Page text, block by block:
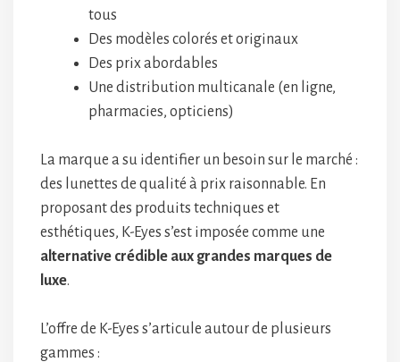
tous
Des modèles colorés et originaux
Des prix abordables
Une distribution multicanale (en ligne,
pharmacies, opticiens)
La marque a su identifier un besoin sur le marché :
des lunettes de qualité à prix raisonnable. En
proposant des produits techniques et
esthétiques, K-Eyes s’est imposée comme une
alternative crédible aux grandes marques de
luxe.
L’offre de K-Eyes s’articule autour de plusieurs
gammes :